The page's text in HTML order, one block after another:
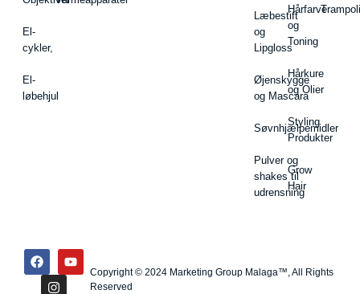
El-
cykler,
El-
løbehjul
Læbestift
og
Lipgloss
Øjenskygge
og Mascara
Søvnhjælpemidler
Pulver og
shakes til
udrensning
Hårfarve
og
Toning
Hårkure
og Olier
Styling
Produkter
Grow
Hair
Copyright © 2024 Marketing Group Malaga™, All Rights
Reserved